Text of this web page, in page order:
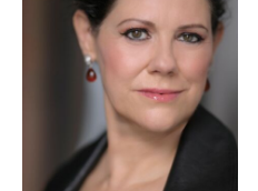
zählen u.a. die Titelpartie in
Die Frau ohne Schatten, Eboli
(Trovatore), Principessa de
Clairon (Capriccio), Gaea in
Fürstin (Rusalka), Brangäne,
Egitto),Gora in der deutschen
Medea (auf CD bei
(Oedipe) und Charlotte